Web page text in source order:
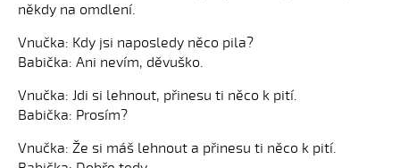
někdy na omdlení.
Vnučka: Kdy jsi naposledy něco pila?
Babička: Ani nevím, děvuško.
Vnučka: Jdi si lehnout, přinesu ti něco k pití.
Babička: Prosím?
Vnučka: Že si máš lehnout a přinesu ti něco k pití.